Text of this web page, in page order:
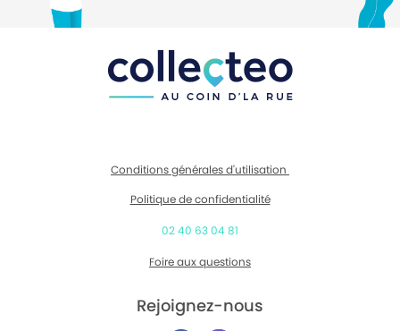
Conditions générales d'utilisation
Politique de confidentialité
02 40 63 04 81
Foire aux questions
Rejoignez-nous